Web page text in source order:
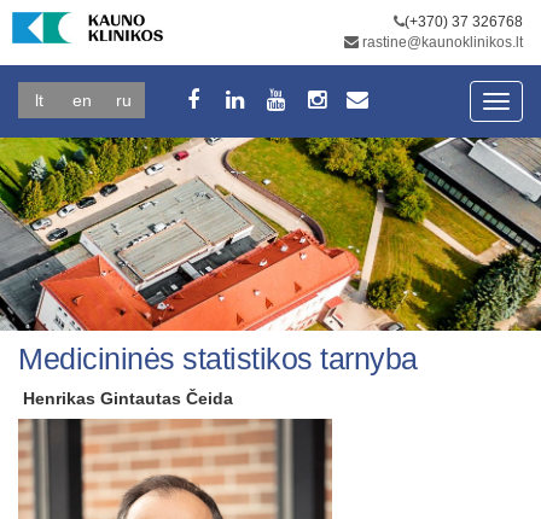
(+370) 37 326768
rastine@kaunoklinikos.lt
lt en ru
Medicininės statistikos tarnyba
Henrikas Gintautas Čeida